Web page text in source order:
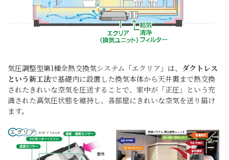
気圧調整型第1種全熱交換気システム「エクリア」は、 ダクトレス
という新工法で基礎内に設置した換気本体から天井裏まで熱交換
されたきれいな空気を圧送することで、家中が「正圧」という充
満された高気圧状態を維持し、各部屋にきれいな空気を送り届け
ます。